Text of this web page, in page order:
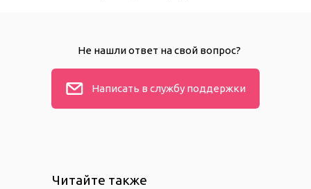
Написать в службу поддержки
Не нашли ответ на свой вопрос?
Читайте также